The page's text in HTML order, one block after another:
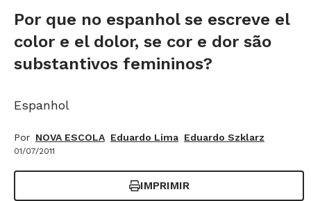
Por que no espanhol se escreve el
color e el dolor, se cor e dor são
substantivos femininos?
Espanhol
Por NOVA ESCOLA Eduardo Lima Eduardo Szklarz
01/07/2011
IMPRIMIR